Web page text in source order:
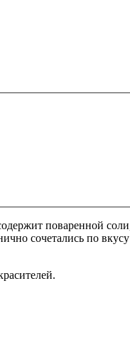
поваренной
сочетались по